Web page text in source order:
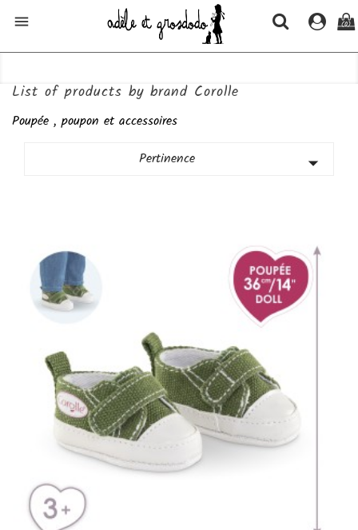
 (0)
List of products by brand Corolle
Poupée , poupon et accessoires
Pertinence
